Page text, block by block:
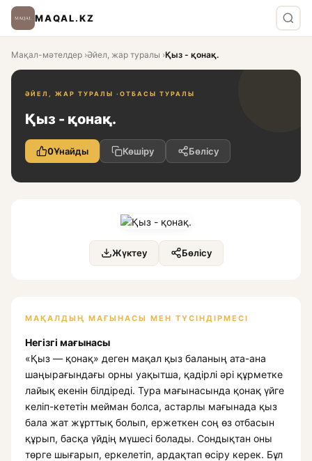
MAQAL.KZ
Мақал-мәтелдер ›Әйел, жар туралы ›Қыз - қонақ.
ӘЙЕЛ, ЖАР ТУРАЛЫ · ОТБАСЫ ТУРАЛЫ
Қыз - қонақ.
0Ұнайды Көшіру Бөлісу
Жүктеу Бөлісу
МАҚАЛДЫҢ МАҒЫНАСЫ МЕН ТҮСІНДІРМЕСІ
Негізгі мағынасы
«Қыз — қонақ» деген мақал қыз баланың ата-ана
шаңырағындағы орны уақытша, қадірлі әрі құрметке
лайық екенін білдіреді. Тура мағынасында қонақ үйге
келіп-кететін мейман болса, астарлы мағынада қыз
бала жат жұрттық болып, ержеткен соң өз отбасын
құрып, басқа үйдің мүшесі болады. Сондықтан оны
төрге шығарып, еркелетіп, ардақтап өсіру керек. Бұл